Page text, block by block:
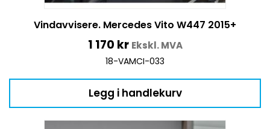
Vindavvisere. Mercedes Vito W447 2015+
1 170 kr Ekskl. MVA
18-VAMCI-033
Legg i handlekurv